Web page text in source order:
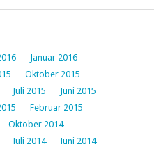
Januar 2016
Oktober 2015
Juli 2015
Juni 2015
Februar 2015
Oktober 2014
Juli 2014
Juni 2014